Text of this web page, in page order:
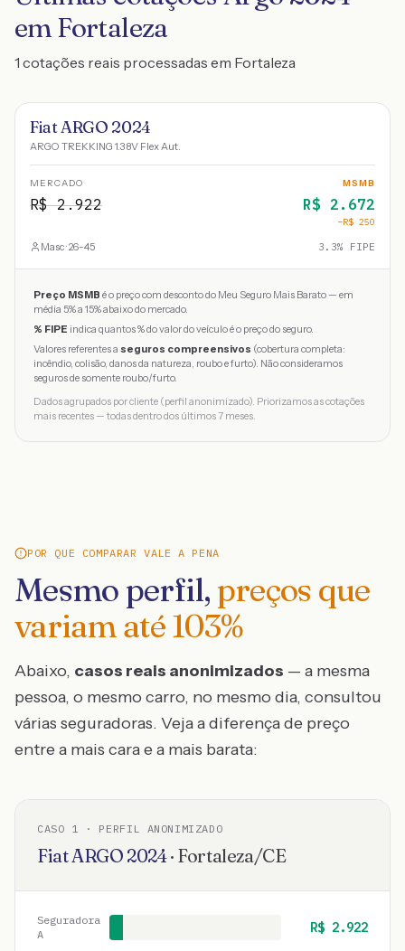
em Fortaleza
1 cotações reais processadas em Fortaleza
Fiat ARGO 2024
ARGO TREKKING 1.3 8V Flex Aut.
MERCADO
R$2.922
MSMB
R$ 2.672
−R$ 250
Masc · 26-45 3.3% FIPE
Preço MSMB é o preço com desconto do Meu Seguro Mais Barato — em
média 5% a 15% abaixo do mercado.
% FIPE indica quantos % do valor do veículo é o preço do seguro.
Valores referentes a seguros compreensivos (cobertura completa:
incêndio, colisão, danos da natureza, roubo e furto). Não consideramos
seguros de somente roubo/furto.
Dados agrupados por cliente (perfil anonimizado). Priorizamos as cotações
mais recentes — todas dentro dos últimos 7 meses.
POR QUE COMPARAR VALE A PENA
Mesmo perfil, preços que
variam até103%
Abaixo, casos reais anonimizados — a mesma
pessoa, o mesmo carro, no mesmo dia, consultou
várias seguradoras. Veja a diferença de preço
entre a mais cara e a mais barata:
CASO 1 · PERFIL ANONIMIZADO
FiatARGO 2024· Fortaleza/CE
Seguradora
A
R$ 2.922